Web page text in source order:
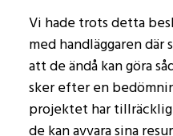
Vi hade trots detta
med handläggaren där
att de ändå kan göra
sker efter en
projektet har